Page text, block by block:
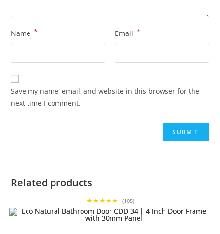
Name * Email *
Save my name, email, and website in this browser for the
next time I comment.
Related products
★★★★★ (105)